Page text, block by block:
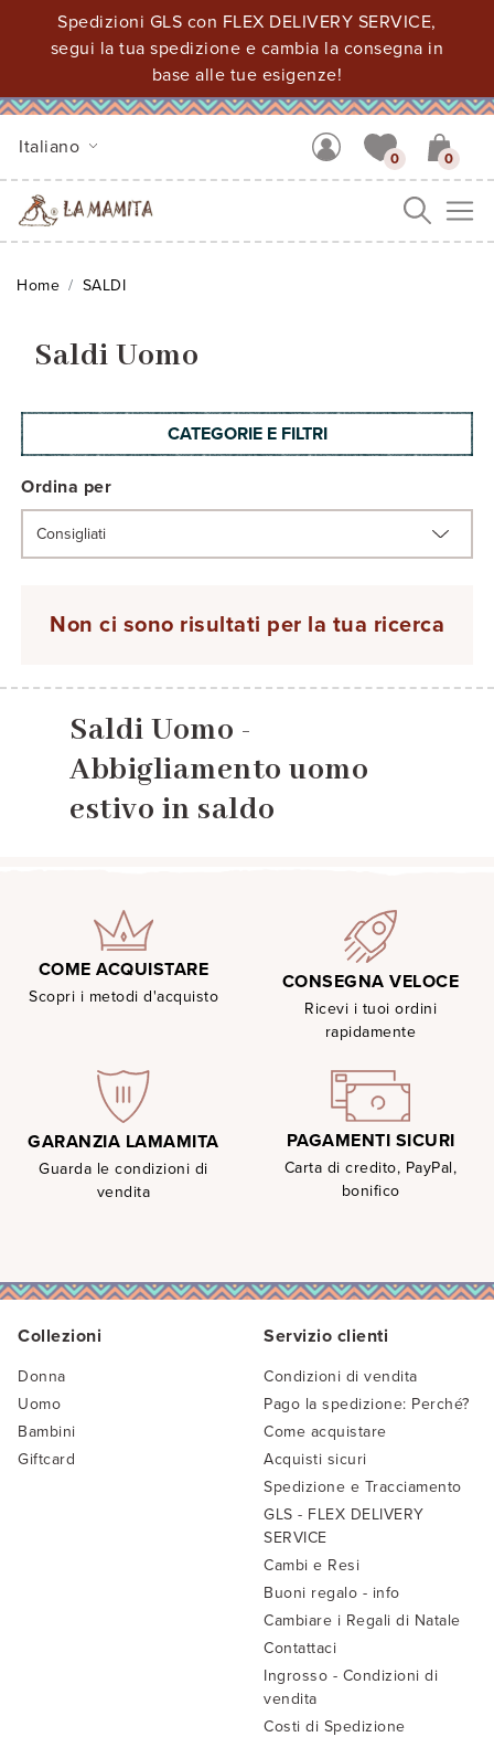
Spedizioni GLS con FLEX DELIVERY SERVICE,
segui la tua spedizione e cambia la consegna in
base alle tue esigenze!
Italiano
0 0
Home SALDI
Saldi Uomo
CATEGORIE E FILTRI
Ordina per
Non ci sono risultati per la tua ricerca
Saldi Uomo -
Abbigliamento uomo
estivo in saldo
COME ACQUISTARE
Scopri i metodi d'acquisto
CONSEGNA VELOCE
Ricevi i tuoi ordini
rapidamente
GARANZIA LAMAMITA
Guarda le condizioni di
vendita
PAGAMENTI SICURI
Carta di credito, PayPal,
bonifico
Collezioni
Donna
Uomo
Bambini
Giftcard
Servizio clienti
Condizioni di vendita
Pago la spedizione: Perché?
Come acquistare
Acquisti sicuri
Spedizione e Tracciamento
GLS - FLEX DELIVERY
SERVICE
Cambi e Resi
Buoni regalo - info
Cambiare i Regali di Natale
Contattaci
Ingrosso - Condizioni di
vendita
Costi di Spedizione